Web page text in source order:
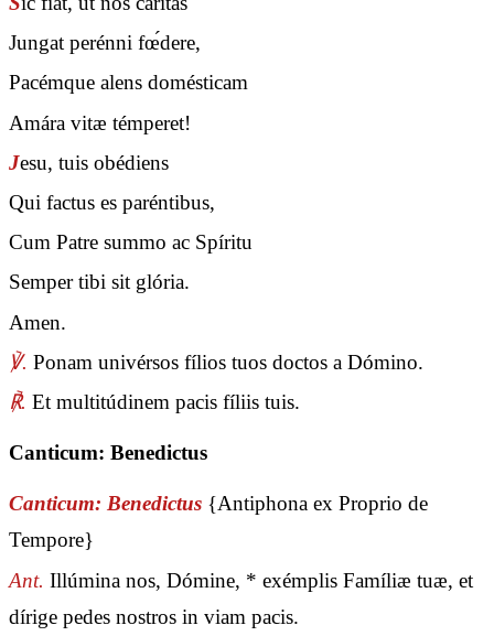
Jungat perénni fœ́dere,
Pacémque alens domésticam
Amára vitæ témperet!
Jesu, tuis obédiens
Qui factus es paréntibus,
Cum Patre summo ac Spíritu
Semper tibi sit glória.
Amen.
℣. Ponam univérsos fílios tuos doctos a Dómino.
℟. Et multitúdinem pacis fíliis tuis.
Canticum: Benedictus
Canticum: Benedictus {Antiphona ex Proprio de
Tempore}
Ant. Illúmina nos, Dómine, * exémplis Famíliæ tuæ, et
dírige pedes nostros in viam pacis.